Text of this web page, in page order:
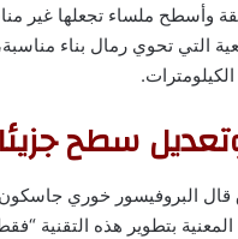
وأسطح ملساء تجعلها غير
التي تحوي رمال بناء
سطح
البروفيسور خوري